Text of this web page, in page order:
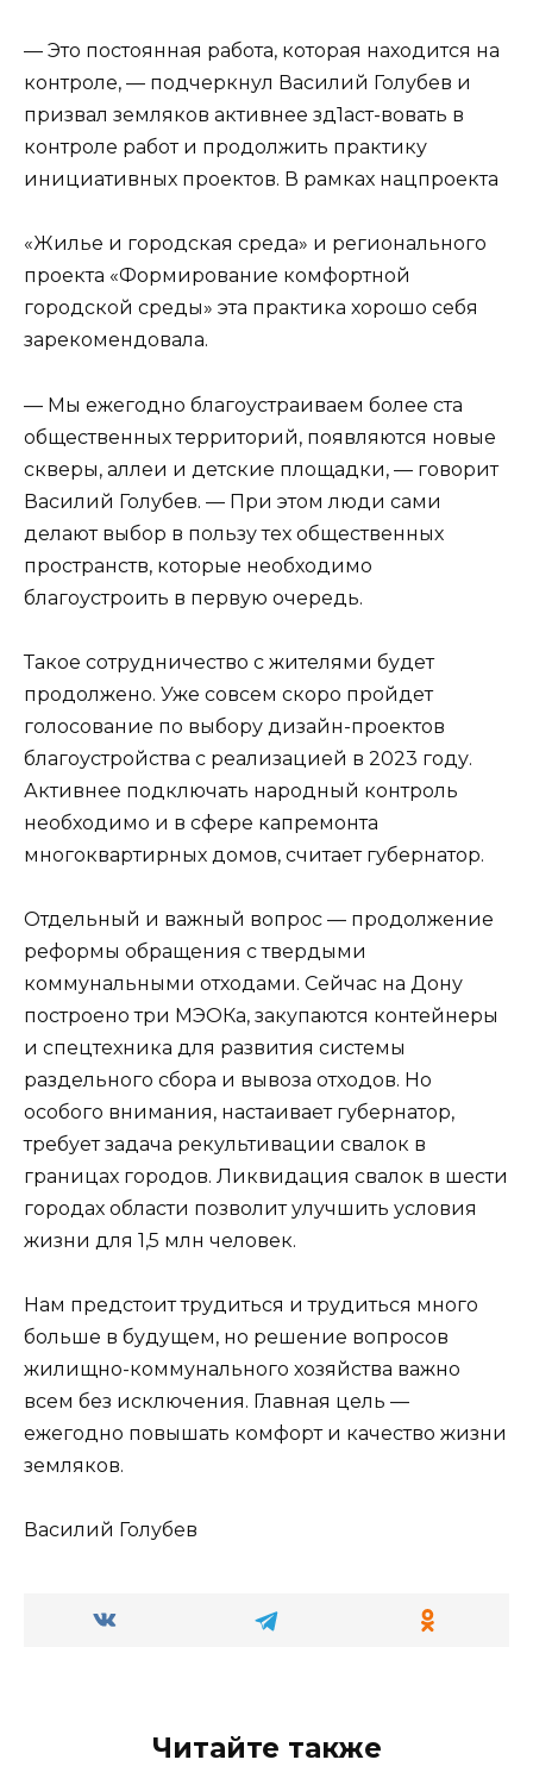
— Это постоянная работа, которая находится на
контроле, — подчеркнул Василий Голубев и
призвал земляков активнее зд1аст-вовать в
контроле работ и продолжить практику
инициативных проектов. В рамках нацпроекта
«Жилье и городская среда» и регионального
проекта «Формирование комфортной
городской среды» эта практика хорошо себя
зарекомендовала.
— Мы ежегодно благоустраиваем более ста
общественных территорий, появляются новые
скверы, аллеи и детские площадки, — говорит
Василий Голубев. — При этом люди сами
делают выбор в пользу тех общественных
пространств, которые необходимо
благоустроить в первую очередь.
Такое сотрудничество с жителями будет
продолжено. Уже совсем скоро пройдет
голосование по выбору дизайн-проектов
благоустройства с реализацией в 2023 году.
Активнее подключать народный контроль
необходимо и в сфере капремонта
многоквартирных домов, считает губернатор.
Отдельный и важный вопрос — продолжение
реформы обращения с твердыми
коммунальными отходами. Сейчас на Дону
построено три МЭОКа, закупаются контейнеры
и спецтехника для развития системы
раздельного сбора и вывоза отходов. Но
особого внимания, настаивает губернатор,
требует задача рекультивации свалок в
границах городов. Ликвидация свалок в шести
городах области позволит улучшить условия
жизни для 1,5 млн человек.
Нам предстоит трудиться и трудиться много
больше в будущем, но решение вопросов
жилищно-коммунального хозяйства важно
всем без исключения. Главная цель —
ежегодно повышать комфорт и качество жизни
земляков.
Василий Голубев
Читайте также